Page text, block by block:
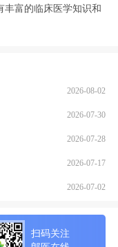
丰富的临床医学知识和
2026-08-02
2026-07-30
2026-07-28
2026-07-17
2026-07-02
扫码关注